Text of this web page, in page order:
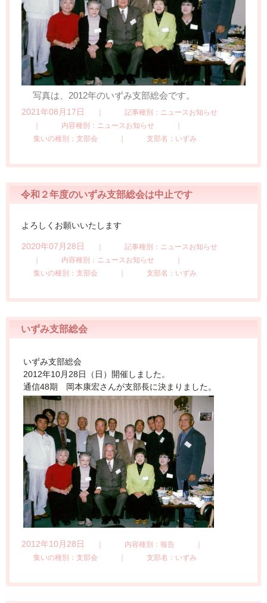
写真は、2012年のいずみ支部総会です。
2021年08月17日 ｜
記事種別：ニュースお知らせ
｜
内容種別：ニュースお知らせ
｜
集いの種別：支部会
｜ 支部名：いずみ
令和２年度のいずみ支部総会は中止です
よろしくお願いいたします
2020年07月28日 ｜
記事種別：ニュースお知らせ
｜
内容種別：ニュースお知らせ
｜
集いの種別：支部会
｜ 支部名：いずみ
いずみ支部総会
いずみ支部総会
2012年10月28日（日）開催しました。
通信48期 岡本康宏さんが支部長に決まりました。
2012年10月28日 ｜ 内容種別：報告
｜
集いの種別：支部会
｜ 支部名：いずみ